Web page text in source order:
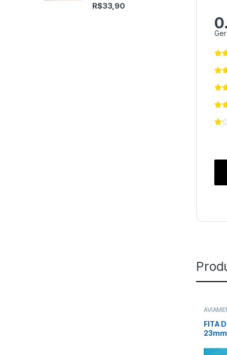
FITA
23mm
R$33,90